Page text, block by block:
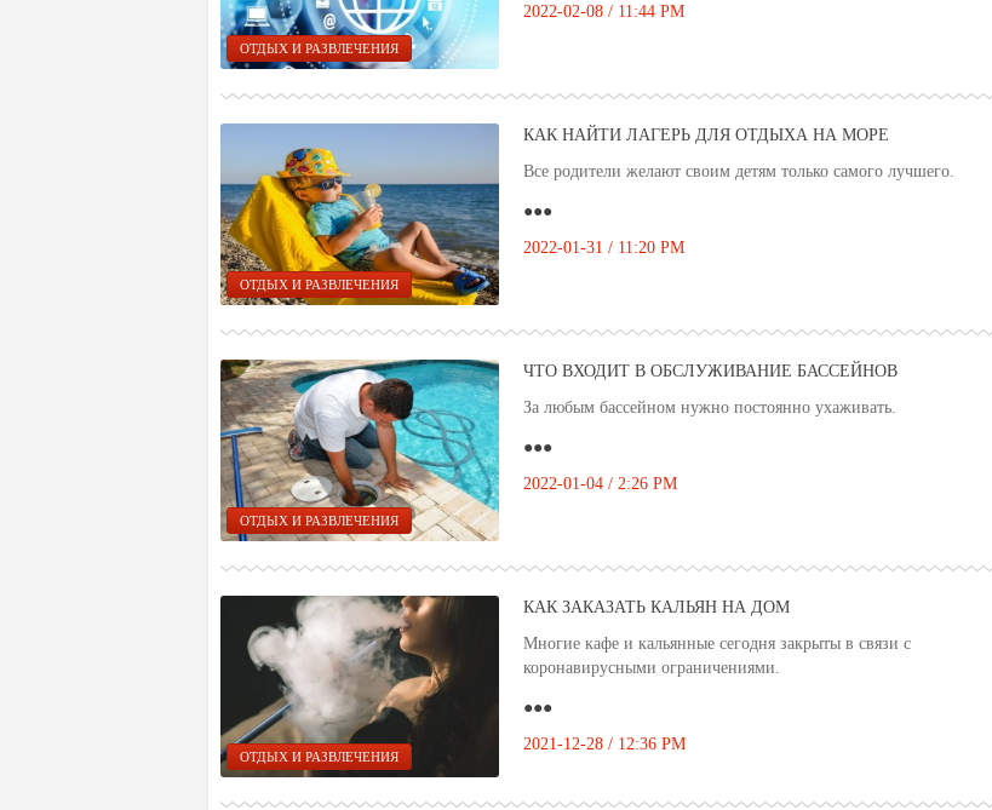
ОТДЫХ И РАЗВЛЕЧЕНИЯ
2022-02-08 / 11:44 PM
ОТДЫХ И РАЗВЛЕЧЕНИЯ
КАК НАЙТИ ЛАГЕРЬ ДЛЯ ОТДЫХА НА МОРЕ
Все родители желают своим детям только самого лучшего.
●●●
2022-01-31 / 11:20 PM
ОТДЫХ И РАЗВЛЕЧЕНИЯ
ЧТО ВХОДИТ В ОБСЛУЖИВАНИЕ БАССЕЙНОВ
За любым бассейном нужно постоянно ухаживать.
●●●
2022-01-04 / 2:26 PM
ОТДЫХ И РАЗВЛЕЧЕНИЯ
КАК ЗАКАЗАТЬ КАЛЬЯН НА ДОМ
Многие кафе и кальянные сегодня закрыты в связи с
коронавирусными ограничениями.
●●●
2021-12-28 / 12:36 PM